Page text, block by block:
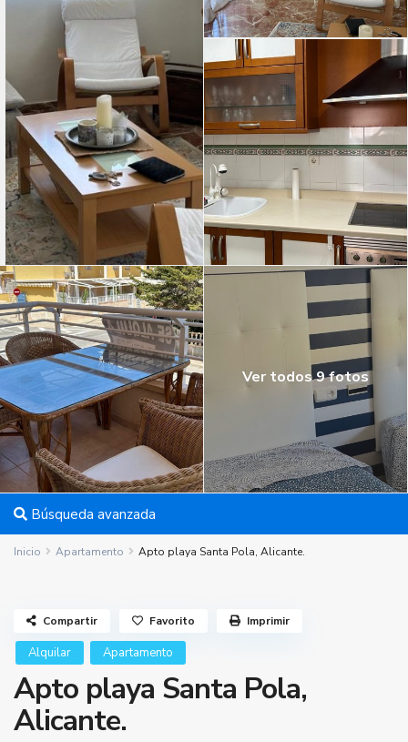
Ver todos 9 fotos
Búsqueda avanzada
Inicio Apartamento Apto playa Santa Pola, Alicante.
Alquilar Apartamento
Apto playa Santa Pola,
Alicante.
Compartir Favorito Imprimir